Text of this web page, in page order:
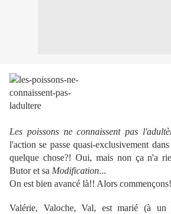
Les poissons ne connaissent pas
l'action se passe quasi-exclusivement
quelque chose?! Oui, mais non ça n'a
Butor et sa Modification...
On est bien avancé là!! Alors commençons!
Valérie, Valoche, Val, est marié (à